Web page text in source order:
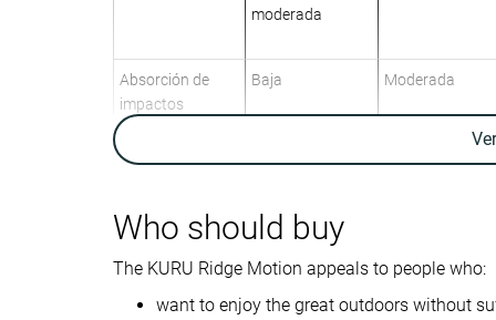
moderada
Absorción de
impactos
Baja Moderada
energía
Peso laboratorio
Peso marca
16.2 oz / 458g
14 oz / 397g
Lightweight ✗ ✓
Who should buy
The KURU Ridge Motion appeals to people who:
want to enjoy the great outdoors without